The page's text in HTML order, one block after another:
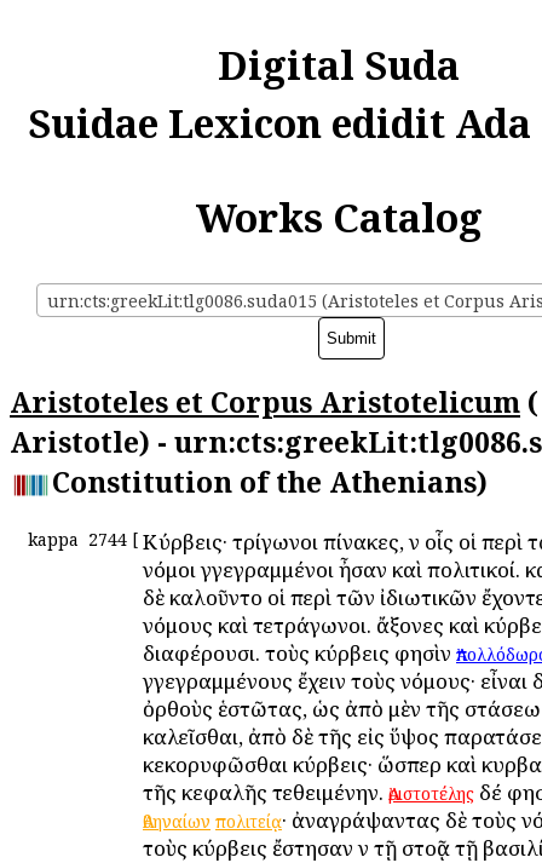
Digital Suda
Suidae Lexicon edidit
Works Catalog
Aristoteles et Corpus Aristotelicum (
Aristotle) -
Constitution of the Athenians)
kappa 2744 [ Κύρβεις· τρίγωνοι πίνακες, ἐν οἷς οἱ περὶ
νόμοι ἐγγεγραμμένοι ἦσαν καὶ πολιτικοί.
δὲ ἐκαλοῦντο οἱ περὶ τῶν ἰδιωτικῶν
νόμους καὶ τετράγωνοι. ἄξονες καὶ
διαφέρουσι. τοὺς κύρβεις φησὶν
ἐγγεγραμμένους ἔχειν τοὺς νόμους· εἶναι
ὀρθοὺς ἑστῶτας, ὡς ἀπὸ μὲν τῆς
καλεῖσθαι, ἀπὸ δὲ τῆς εἰς ὕψος
κεκορυφῶσθαι κύρβεις· ὥσπερ καὶ
τῆς κεφαλῆς τεθειμένην. Ἀριστοτέλης δέ
Ἀθηναίων πολιτείᾳ· ἀναγράψαντας δὲ τοὺς
τοὺς κύρβεις ἔστησαν ἐν τῇ στοᾷ τῇ